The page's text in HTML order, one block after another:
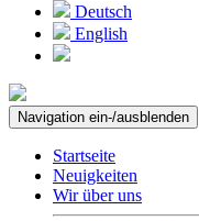
Deutsch
English
Navigation ein-/ausblenden
Startseite
Neuigkeiten
Wir über uns